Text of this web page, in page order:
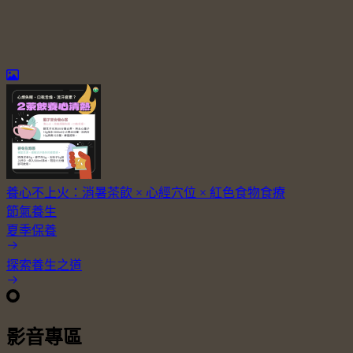
養心不上火：消暑茶飲 × 心經穴位 × 紅色食物食療
節氣養生
夏季保養
探索養生之道
影音專區